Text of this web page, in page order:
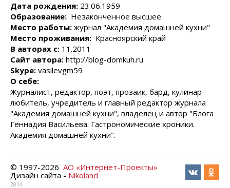
Дата рождения: 23.06.1959
Образование: Незаконченное высшее
Место работы: журнал "Академия домашней кухни"
Место проживания: Красноярский край
В авторах с: 11.2011
Сайт автора: http://blog-domkuh.ru
Skype: vasilevgm59
О себе:
Журналист, редактор, поэт, прозаик, бард, кулинар-
любитель, учредитель и главный редактор журнала
"Академия домашней кухни", владелец и автор "Блога
Геннадия Васильева. Гастрономические хроники.
Академия домашней кухни".
© 1997-2026 АО «Интернет-Проекты»
Дизайн сайта - Nikoland
2014